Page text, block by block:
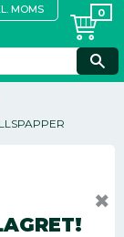
MOMS
✖